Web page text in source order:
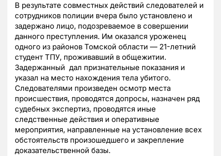
В результате совместных действий следователей и
сотрудников полиции вчера было установлено и
задержано лицо, подозреваемое в совершении
данного преступления. Им оказался уроженец
одного из районов Томской области — 21-летний
студент ТПУ, проживавший в общежитии.
Задержанный дал признательные показания и
указал на место нахождения тела убитого.
Следователями произведен осмотр места
происшествия, проводятся допросы, назначен ряд
судебных экспертиз, проводятся иные
следственные действия и оперативные
мероприятия, направленные на установление всех
обстоятельств произошедшего и закрепление
доказательственной базы.